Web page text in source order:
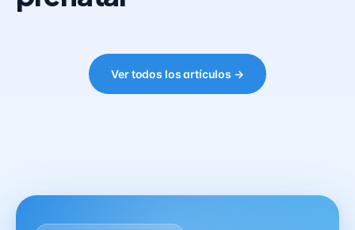
Ver todos los artículos →